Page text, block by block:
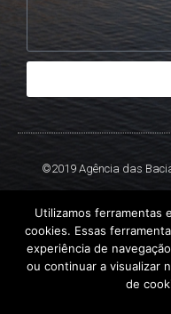
©2019 Agência das
Utilizamos ferramentas
cookies. Essas
experiência de
ou continuar a visualizar
de